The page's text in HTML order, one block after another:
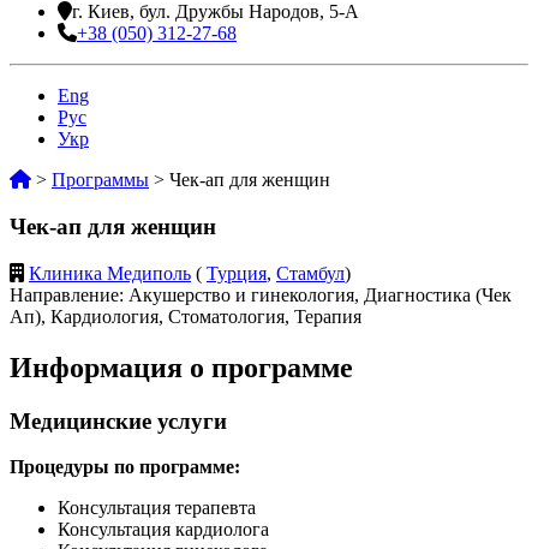
г. Киев, бул. Дружбы Народов, 5-А
+38 (050) 312-27-68
Eng
Рус
Укр
> Программы > Чек-ап для женщин
Чек-ап для женщин
Клиника Медиполь ( Турция, Стамбул)
Направление: Акушерство и гинекология, Диагностика (Чек
Ап), Кардиология, Стоматология, Терапия
Информация о программе
Медицинские услуги
Процедуры по программе:
Консультация терапевта
Консультация кардиолога